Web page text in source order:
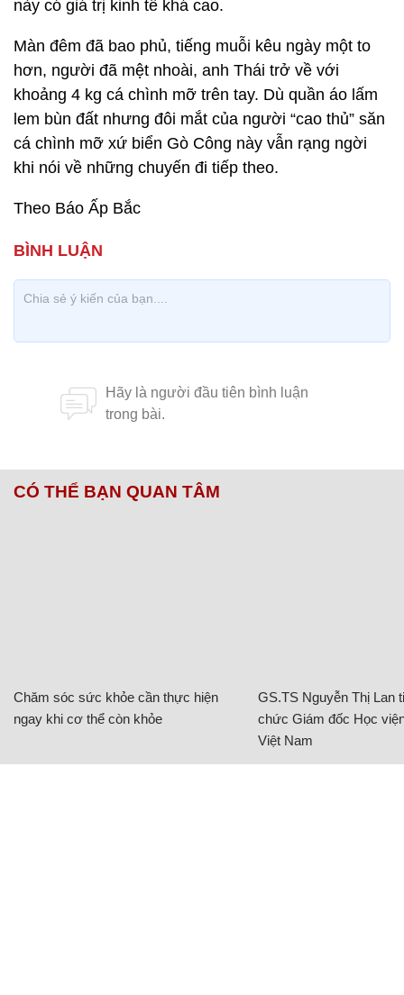
này có giá trị kinh tế khá cao.
Màn đêm đã bao phủ, tiếng muỗi kêu ngày một to
hơn, người đã mệt nhoài, anh Thái trở về với
khoảng 4 kg cá chình mỡ trên tay. Dù quần áo lấm
lem bùn đất nhưng đôi mắt của người “cao thủ” săn
cá chình mỡ xứ biển Gò Công này vẫn rạng ngời
khi nói về những chuyến đi tiếp theo.
Theo Báo Ấp Bắc
CÓ THỂ BẠN QUAN TÂM
Chăm sóc sức khỏe cần thực hiện
ngay khi cơ thể còn khỏe
GS.TS Nguyễn Thị Lan
chức Giám đốc Học
Việt Nam